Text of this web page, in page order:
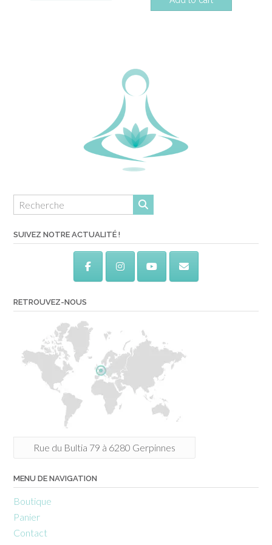
SUIVEZ NOTRE ACTUALITÉ !
RETROUVEZ-NOUS
Rue du Bultia 79 à 6280 Gerpinnes
MENU DE NAVIGATION
Boutique
Panier
Contact